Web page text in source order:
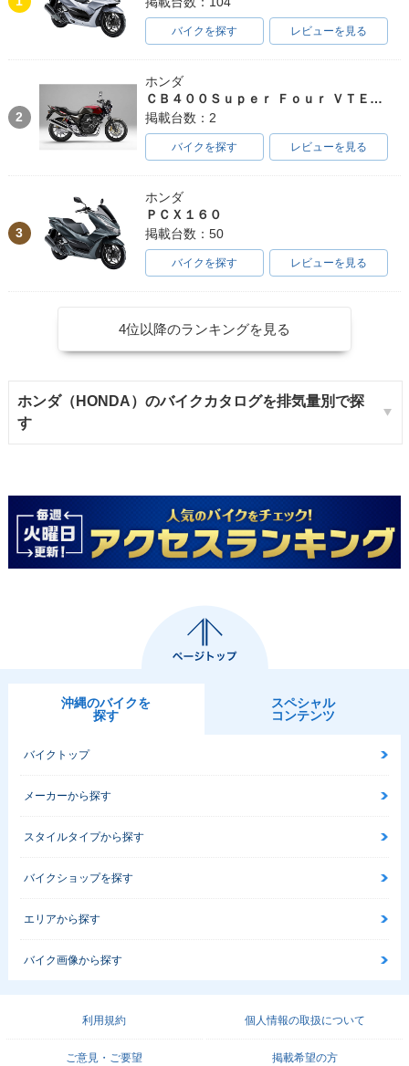
バイクを探す レビューを見る
2
ホンダ
ＣＢ４００Ｓｕｐｅｒ Ｆｏｕｒ ＶＴＥＣ ＳＰＥＣ３
掲載台数：2
バイクを探す レビューを見る
3
ホンダ
ＰＣＸ１６０
掲載台数：50
バイクを探す レビューを見る
4位以降のランキングを見る
ホンダ（HONDA）のバイクカタログを排気量別で探
す
沖縄のバイクを
探す
スペシャル
コンテンツ
バイクトップ
メーカーから探す
スタイルタイプから探す
バイクショップを探す
エリアから探す
バイク画像から探す
利用規約 個人情報の取扱について
ご意見・ご要望 掲載希望の方